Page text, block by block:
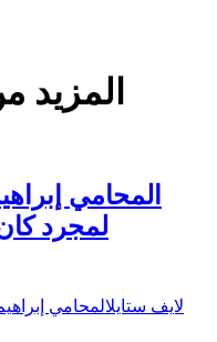
المزيد
المحامي
لمجرد